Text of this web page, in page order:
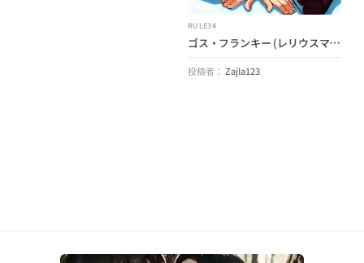
RULE34
ゴス・フランキー (レリウスマックス) (空想の友達のための里親の家)
投稿者： Zajla123